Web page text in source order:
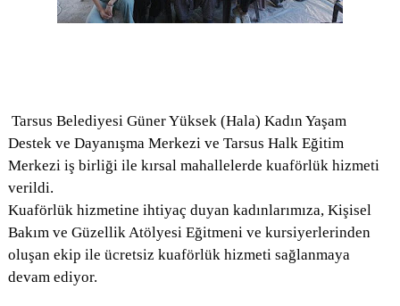
Tarsus Belediyesi Güner Yüksek (Hala) Kadın Yaşam
Destek ve Dayanışma Merkezi ve Tarsus Halk Eğitim
Merkezi iş birliği ile kırsal mahallelerde kuaförlük hizmeti
verildi.
Kuaförlük hizmetine ihtiyaç duyan kadınlarımıza, Kişisel
Bakım ve Güzellik Atölyesi Eğitmeni ve kursiyerlerinden
oluşan ekip ile ücretsiz kuaförlük hizmeti sağlanmaya
devam ediyor.